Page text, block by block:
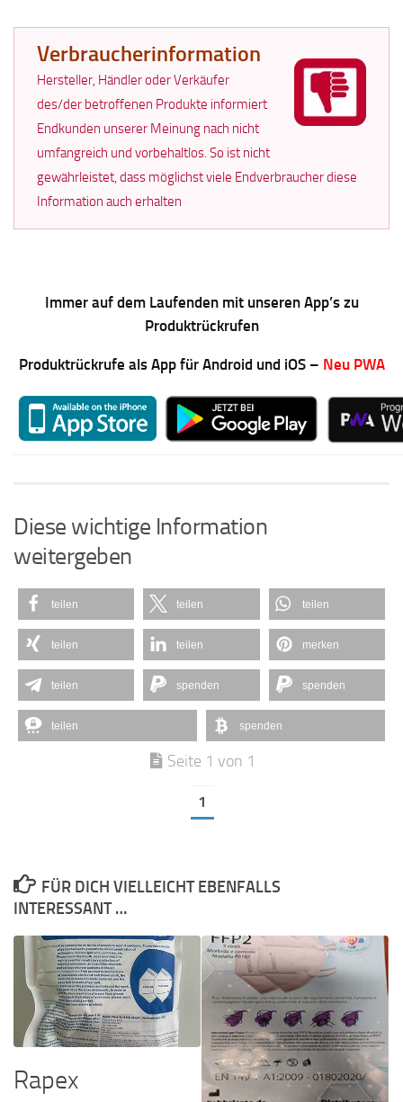
Verbraucherinformation
Hersteller, Händler oder Verkäufer
des/der betroffenen Produkte informiert
Endkunden unserer Meinung nach nicht
umfangreich und vorbehaltlos. So ist nicht
gewährleistet, dass möglichst viele Endverbraucher diese
Information auch erhalten
Immer auf dem Laufenden mit unseren App’s zu
Produktrückrufen
Produktrückrufe als App für Android und iOS – Neu PWA
Diese wichtige Information
weitergeben
teilen teilen teilen
teilen teilen merken
teilen spenden spenden
teilen spenden
Seite 1 von 1
1
FÜR DICH VIELLEICHT EBENFALLS
INTERESSANT …
Rapex